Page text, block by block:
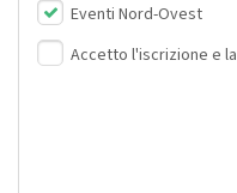
Eventi Nord-Ovest
Accetto l'iscrizione e la